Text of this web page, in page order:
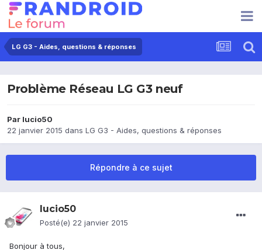
LG G3 - Aides, questions & réponses
Problème Réseau LG G3 neuf
Par lucio50
22 janvier 2015 dans LG G3 - Aides, questions & réponses
Répondre à ce sujet
lucio50
Posté(e) 22 janvier 2015
Bonjour à tous,